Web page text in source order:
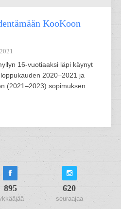
KooKoon
16-vuotiaaksi läpi käynyt
2020–2021 ja
(2021–2023) sopimuksen
895 620
seuraajaa